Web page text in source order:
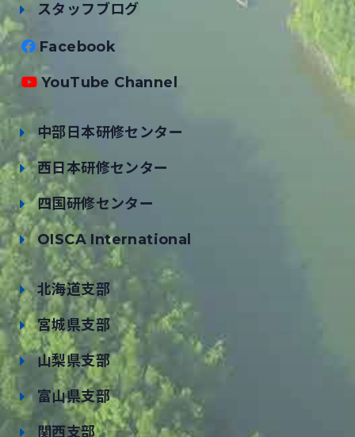
スタッフブログ
Facebook
YouTube Channel
中部日本研修センター
西日本研修センター
四国研修センター
OISCA International
北海道支部
宮城県支部
山梨県支部
富山県支部
関西支部